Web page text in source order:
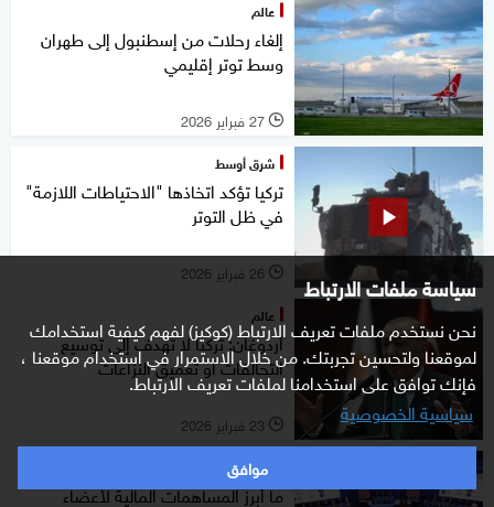
سياسة ملفات الارتباط
نحن نستخدم ملفات تعريف الارتباط (كوكيز) لفهم كيفية استخدامك
لموقعنا ولتحسين تجربتك. من خلال الاستمرار في استخدام موقعنا ،
فإنك توافق على استخدامنا لملفات تعريف الارتباط.
سياسية الخصوصية
موافق
عالم
إلغاء رحلات من إسطنبول إلى طهران
وسط توتر إقليمي
l 27 فبراير 2026
شرق أوسط
تركيا تؤكد اتخاذها "الاحتياطات اللازمة"
في ظل التوتر
l 26 فبراير 2026
عالم
أردوغان: تركيا لا تهدف إلى توسيع
التحالفات أو تعميق النزاعات
l 23 فبراير 2026
شرق أوسط
ما أبرز المساهمات المالية لأعضاء